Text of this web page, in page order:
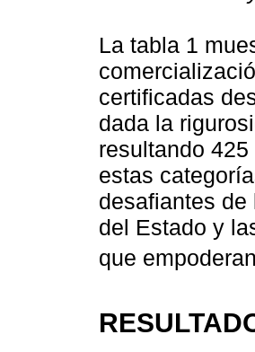
La tabla 1
certificadas
dada la
resultando
estas
desafiantes
del Estado y
que